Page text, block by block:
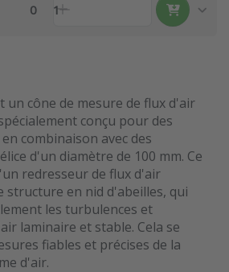
0 1
un cône de mesure de flux d'air
conçu pour des
combinaison avec des
d'un diamètre de 100 mm. Ce
redresseur de flux d'air
structure en nid d'abeilles, qui
les turbulences et
laminaire et stable. Cela se
fiables et précises de la
d'air.